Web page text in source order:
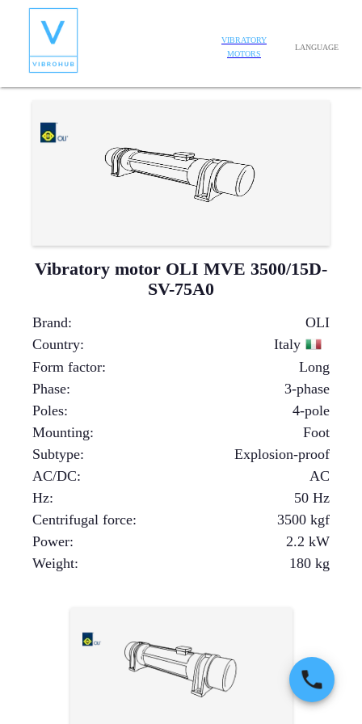
VIBRATORY
MOTORS
LANGUAGE
Vibratory motor OLI MVE 3500/15D-
SV-75A0
Brand:
OLI
Country:
Italy
Form factor:
Long
Phase:
3-phase
Poles:
4-pole
Mounting:
Foot
Subtype:
Explosion-proof
AC/DC:
AC
Hz:
50 Hz
Centrifugal force: 3500 kgf
Power: 2.2 kW
Weight: 180 kg